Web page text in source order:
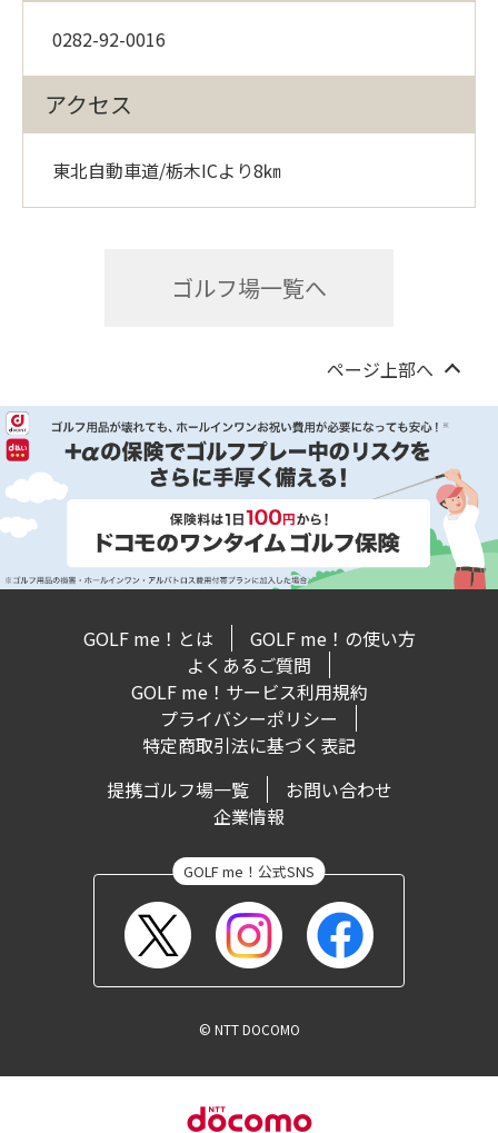
0282-92-0016
アクセス
東北自動車道/栃木ICより8㎞
ゴルフ場一覧へ
ページ上部へ
GOLF me！とは
GOLF me！の使い方
よくあるご質問
GOLF me！サービス利用規約
プライバシーポリシー
特定商取引法に基づく表記
提携ゴルフ場一覧
お問い合わせ
企業情報
© NTT DOCOMO